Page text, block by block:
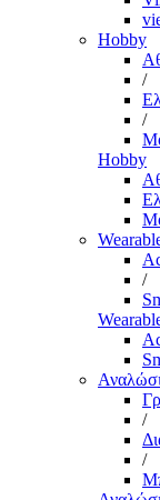
Hobby
/
/
Hobby
/
/
/